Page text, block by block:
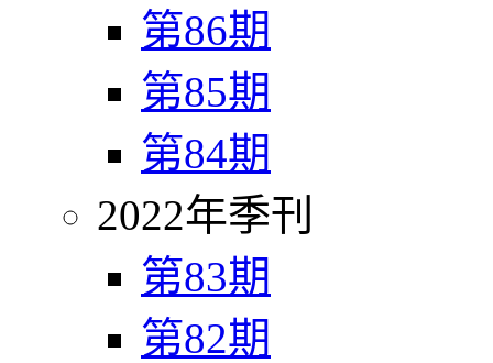
第86期
第85期
第84期
2022年季刊
第83期
第82期